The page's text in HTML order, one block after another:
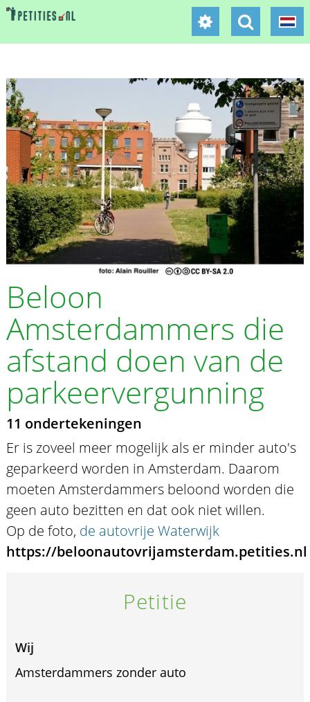
Beloon
Amsterdammers die
afstand doen van de
parkeervergunning
11 ondertekeningen
Er is zoveel meer mogelijk als er minder auto's
geparkeerd worden in Amsterdam. Daarom
moeten Amsterdammers beloond worden die
geen auto bezitten en dat ook niet willen.
Op de foto, de autovrije Waterwijk
https://beloonautovrijamsterdam.petities.nl
Petitie
Wij
Amsterdammers zonder auto